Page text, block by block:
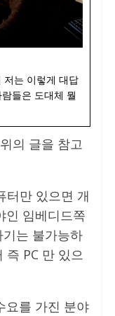
저는 이렇게 대답
들은 도대체 뭘
의 글을 참고
터만 있으면 개
인 임베디드쪽
는 불가능하
즉 PC 만 있으
요를 가진 분야